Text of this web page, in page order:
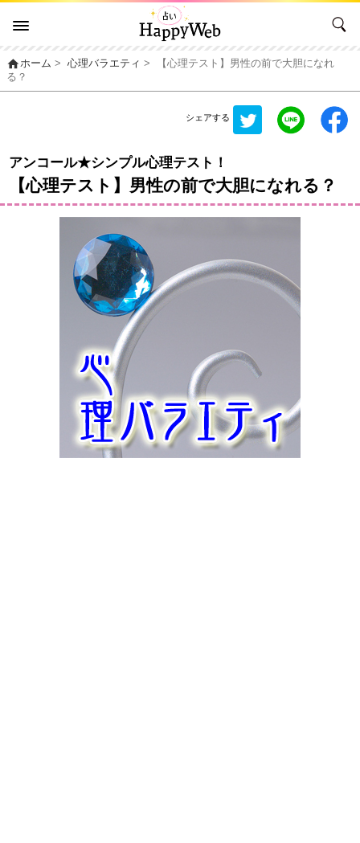
homeホーム > 心理バラエティ >
【心理テスト】男性の前で大胆になれ
る？
シェアする
アンコール★シンプル心理テスト！
【心理テスト】男性の前で大胆になれる？